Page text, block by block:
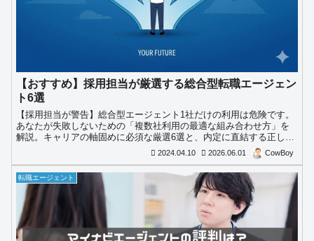
【おすすめ】採用担当が厳選する総合型転職エージェン
ト6選
【採用担当が警告】総合型エージェント1社だけの利用は危険です。
あなたが失敗しないための「複数社利用の最適な組み合わせ方」を
解説。キャリアの軸固めに必須な厳選6選と、内定に直結する正しい
2024.04.10 2026.06.01 CowBoy
転職エージェント